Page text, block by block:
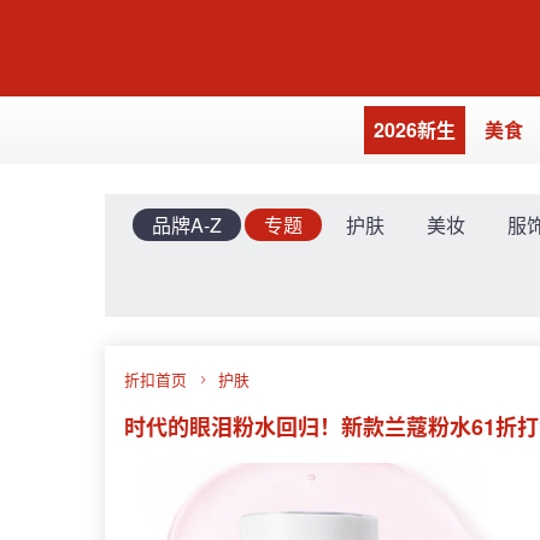
2026新生 美食
品牌A-Z 专题 护肤 美妆 服
折扣首页 护肤
时代的眼泪粉水回归！新款兰蔻粉水61折